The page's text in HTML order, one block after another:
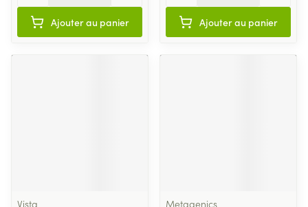
Ajouter au panier Ajouter au panier
Vista Metagenics